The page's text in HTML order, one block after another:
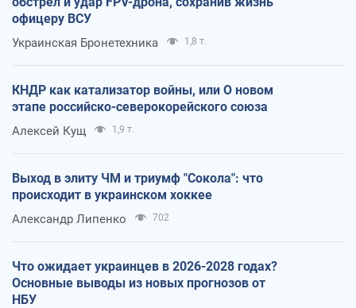
офицеру ВСУ
Украинская Бронетехника 1,8 т.
КНДР как катализатор войны, или О новом
этапе российско-северокорейского союза
Алексей Кущ 1,9 т.
Выход в элиту ЧМ и триумф "Сокола": что
происходит в украинском хоккее
Александр Липенко 702
Что ожидает украинцев в 2026-2028 годах?
Основные выводы из новых прогнозов от
НБУ